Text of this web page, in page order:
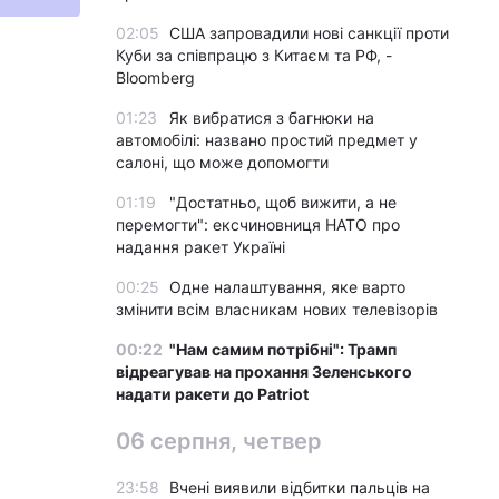
02:05 США запровадили нові санкції проти
Куби за співпрацю з Китаєм та РФ, -
Bloomberg
01:23
Як вибратися з багнюки на
автомобілі: названо простий предмет у
салоні, що може допомогти
01:19
"Достатньо, щоб вижити, а не
перемогти": ексчиновниця НАТО про
надання ракет Україні
00:25 Одне налаштування, яке варто
змінити всім власникам нових телевізорів
00:22 "Нам самим потрібні": Трамп
відреагував на прохання Зеленського
надати ракети до Patriot
06 серпня, четвер
23:58 Вчені виявили відбитки пальців на